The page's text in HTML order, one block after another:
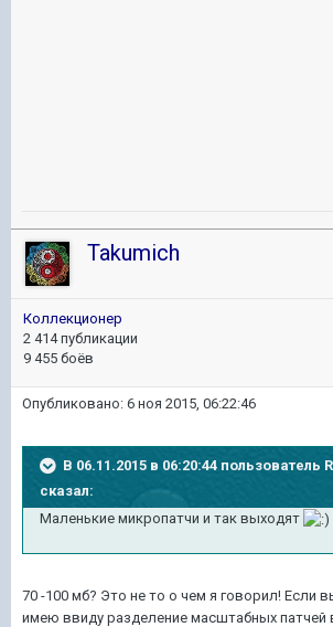
Takumich
Коллекционер
2 414 публикации
9 455 боёв
Опубликовано: 6 ноя 2015, 06:22:46
В 06.11.2015 в 06:20:44 пользователь
сказал:
Маленькие микропатчи и так выходят
70 -100 мб? Это не то о чем я говорил! Если
имею ввиду разделение масштабных патчей